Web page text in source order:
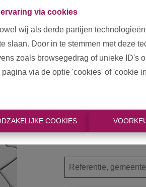
ervaring via cookies
wij als derde partijen
slaan. Door in te stemmen met deze
zoals browsegedrag of unieke ID's
via de optie 'cookies' of 'cookie
COOKIES
Oeps,